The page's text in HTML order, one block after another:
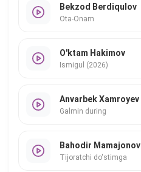
Bekzod Berdiqulov
Ota-Onam
O'ktam Hakimov
Ismigul (2026)
Anvarbek Xamroyev
Galmin during
Bahodir Mamajonov
Tijoratchi do'stimga